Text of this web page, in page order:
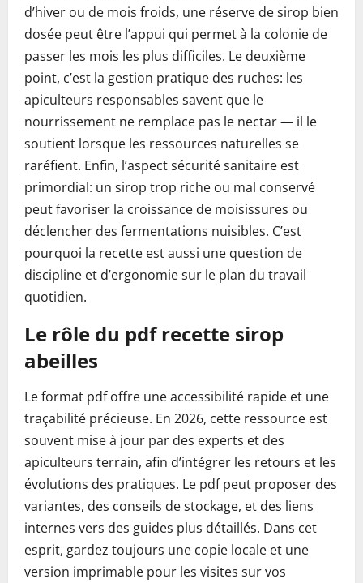
d’hiver ou de mois froids, une réserve de sirop bien
dosée peut être l’appui qui permet à la colonie de
passer les mois les plus difficiles. Le deuxième
point, c’est la gestion pratique des ruches: les
apiculteurs responsables savent que le
nourrissement ne remplace pas le nectar — il le
soutient lorsque les ressources naturelles se
raréfient. Enfin, l’aspect sécurité sanitaire est
primordial: un sirop trop riche ou mal conservé
peut favoriser la croissance de moisissures ou
déclencher des fermentations nuisibles. C’est
pourquoi la recette est aussi une question de
discipline et d’ergonomie sur le plan du travail
quotidien.
Le rôle du pdf recette sirop
abeilles
Le format pdf offre une accessibilité rapide et une
traçabilité précieuse. En 2026, cette ressource est
souvent mise à jour par des experts et des
apiculteurs terrain, afin d’intégrer les retours et les
évolutions des pratiques. Le pdf peut proposer des
variantes, des conseils de stockage, et des liens
internes vers des guides plus détaillés. Dans cet
esprit, gardez toujours une copie locale et une
version imprimable pour les visites sur vos